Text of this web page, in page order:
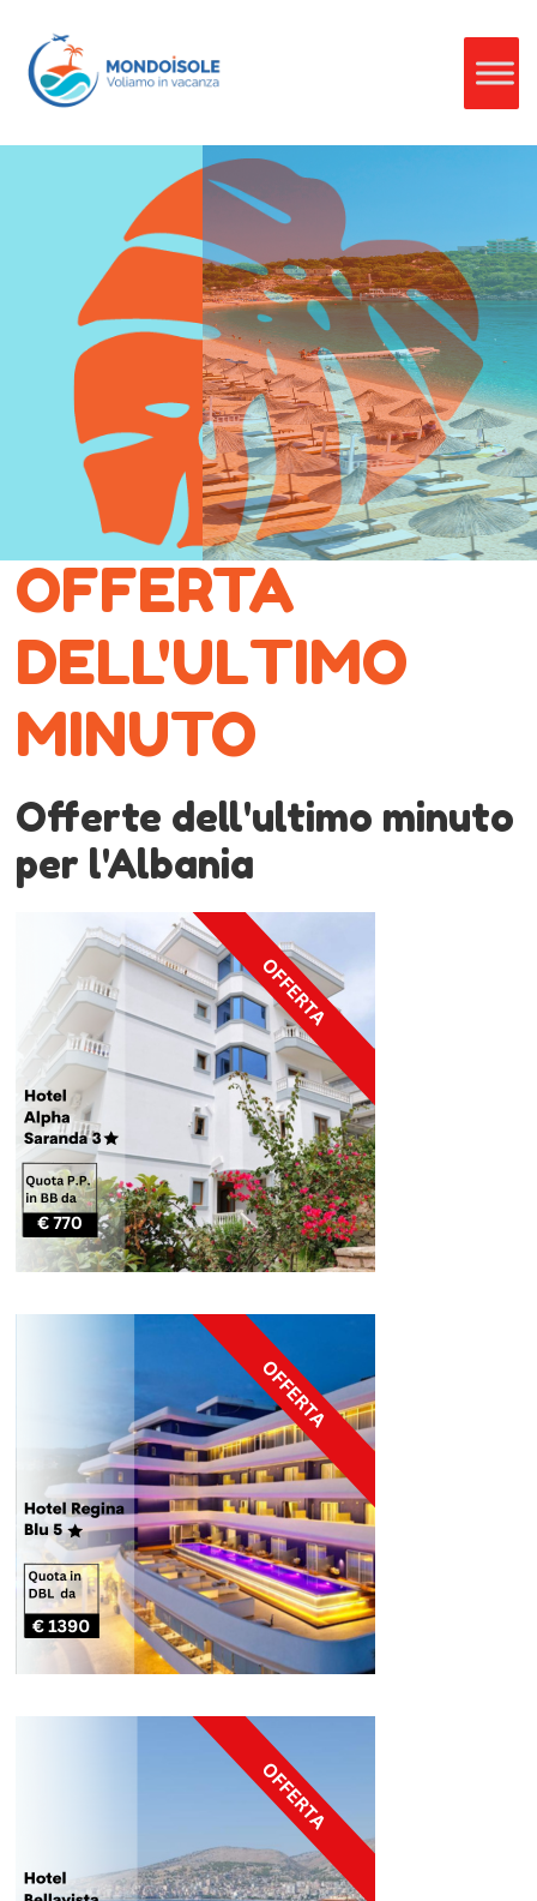
Vacanze in
Albania
Alla scoperta della terra degli illiri, dove si intrecciano la storia e
le culture dell'occidente e dell'oriente. Un paese così vicino e così
lontano che si apre finalmente al mondo dopo tanti anni di
isolamento. L'Albania, un paese in rapido sviluppo, è noto per i
suoi splendidi paesaggi, la ricca storia e la cultura diversificata.
VEDI DI PIÙ
OFFERTA
DELL'ULTIMO
MINUTO
Offerte dell'ultimo minuto
per l'Albania